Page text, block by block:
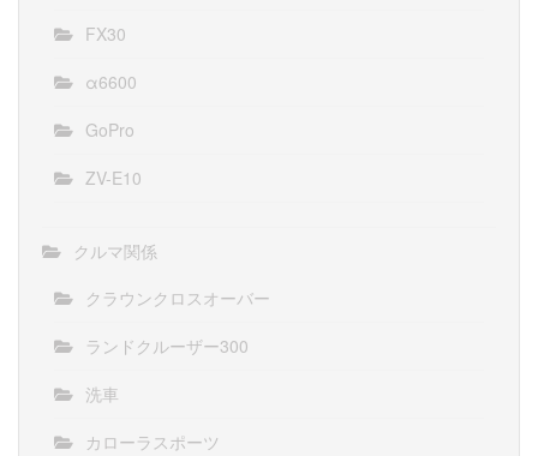
FX30
α6600
GoPro
ZV-E10
クルマ関係
クラウンクロスオーバー
ランドクルーザー300
洗車
カローラスポーツ